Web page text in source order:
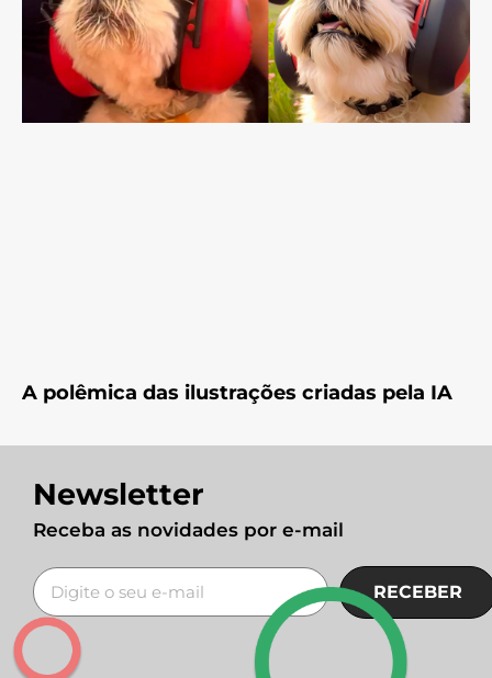
A polêmica das ilustrações criadas pela IA
Newsletter
Receba as novidades por e-mail
RECEBER